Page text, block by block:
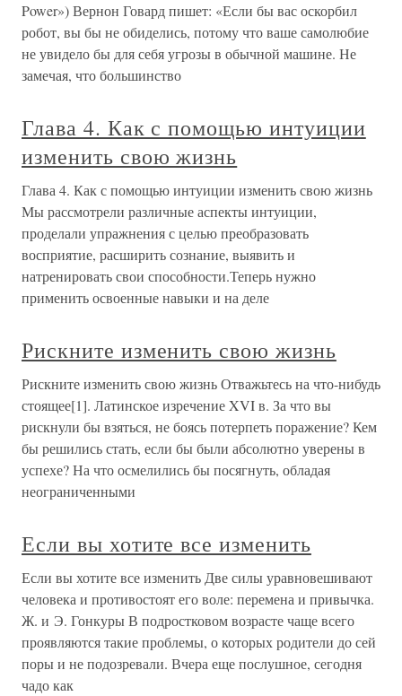
Power») Вернон Говард пишет: «Если бы вас оскорбил
робот, вы бы не обиделись, потому что ваше самолюбие
не увидело бы для себя угрозы в обычной машине. Не
замечая, что большинство
Глава 4. Как с помощью интуиции
изменить свою жизнь
Глава 4. Как с помощью интуиции изменить свою жизнь
Мы рассмотрели различные аспекты интуиции,
проделали упражнения с целью преобразовать
восприятие, расширить сознание, выявить и
натренировать свои способности.Теперь нужно
применить освоенные навыки и на деле
Рискните изменить свою жизнь
Рискните изменить свою жизнь Отважьтесь на что-нибудь
стоящее[1]. Латинское изречение XVI в. За что вы
рискнули бы взяться, не боясь потерпеть поражение? Кем
бы решились стать, если бы были абсолютно уверены в
успехе? На что осмелились бы посягнуть, обладая
неограниченными
Если вы хотите все изменить
Если вы хотите все изменить Две силы уравновешивают
человека и противостоят его воле: перемена и привычка.
Ж. и Э. Гонкуры В подростковом возрасте чаще всего
проявляются такие проблемы, о которых родители до сей
поры и не подозревали. Вчера еще послушное, сегодня
чадо как